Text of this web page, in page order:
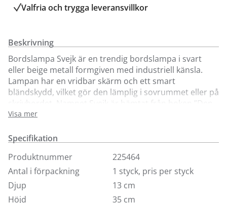
Valfria och trygga leveransvillkor
Beskrivning
Bordslampa Svejk är en trendig bordslampa i svart
eller beige metall formgiven med industriell känsla.
Lampan har en vridbar skärm och ett smart
bländskydd, vilket gör den lämplig i sovrummet eller på
skrivbordet. Namnet Svejk är hämtat från boken ”Den
tappre soldaten Svejk”. Lampans konstruktion kan
storlekar.
GU10
Sladdlängd 1,5 m i vit textil
Max Watt 7W
Ingen ljuskälla ingår
Visa mer
Specifikation
Produktnummer
225464
Antal i förpackning
1 styck, pris per styck
Djup
13 cm
Höjd
35 cm